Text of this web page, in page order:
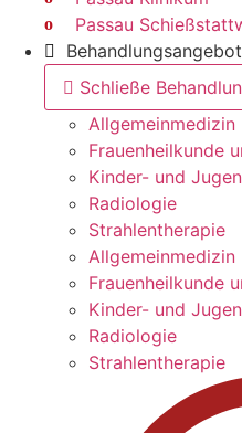
Passau
Behandlungsangebot
Schließe
Allgemeinmedizin
Frauenheilkunde
Kinder- und
Radiologie
Strahlentherapie
Allgemeinmedizin
Frauenheilkunde
Kinder- und
Radiologie
Strahlentherapie